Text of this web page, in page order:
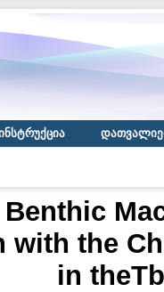
with the
in